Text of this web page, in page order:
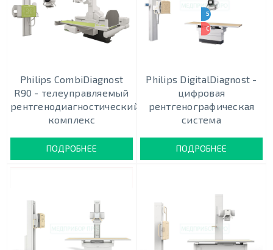
Philips CombiDiagnost
R90 - телеуправляемый
рентгенодиагностический
комплекс
ПОДРОБНЕЕ
5 КОМПЛЕКТАЦИЙ
СКИДКА 40%
Philips DigitalDiagnost -
цифровая
рентгенографическая
система
ПОДРОБНЕЕ